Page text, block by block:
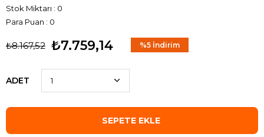
Stok Miktarı : 0
Para Puan : 0
₺8.167,52 ₺7.759,14 %5 İndirim
ADET